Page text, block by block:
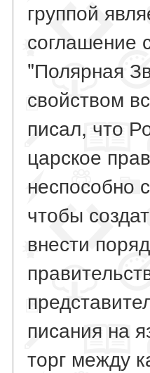
группой
соглашение
"Полярная
свойством
писал, что
царское
неспособно
чтобы
внести
писания на
торг между